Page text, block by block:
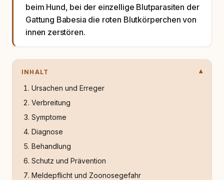
beim Hund, bei der einzellige Blutparasiten der
Gattung Babesia die roten Blutkörperchen von
innen zerstören.
INHALT
Ursachen und Erreger
Verbreitung
Symptome
Diagnose
Behandlung
Schutz und Prävention
Meldepflicht und Zoonosegefahr